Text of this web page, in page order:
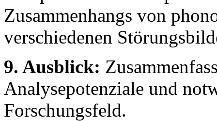
Zusammenhangs von
verschiedenen
9. Ausblick:
Analysepotenziale und
Forschungsfeld.